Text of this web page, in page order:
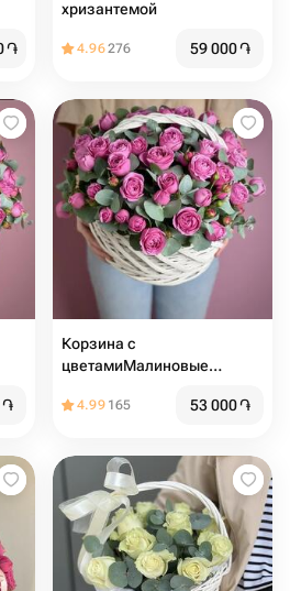
֏
хризантемой
4.96276 59 000֏
֏
Корзина с
цветамиМалиновые
розы в корзине
4.99 165 53 000֏